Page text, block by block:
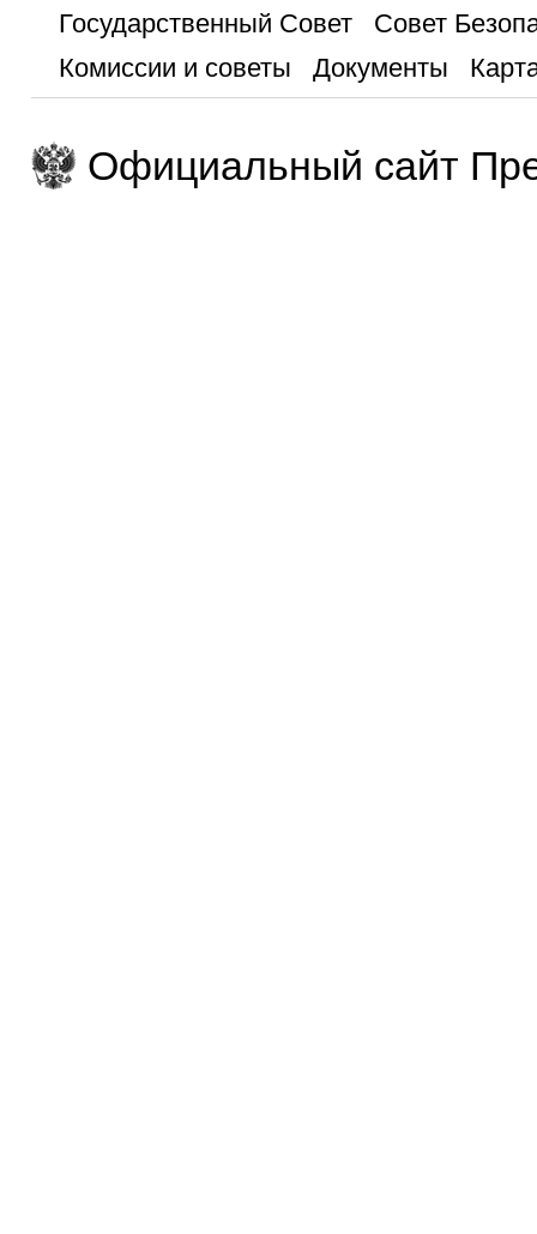
Государственный Совет
Совет
Комиссии и советы
Документы
Официальный сайт